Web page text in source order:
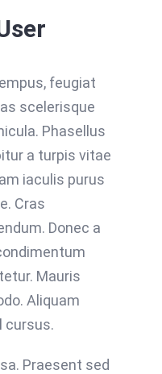
feugiat
scelerisque
Phasellus
a turpis vitae
iaculis purus
Cras
Donec a
Mauris
Aliquam
cursus.
Praesent sed